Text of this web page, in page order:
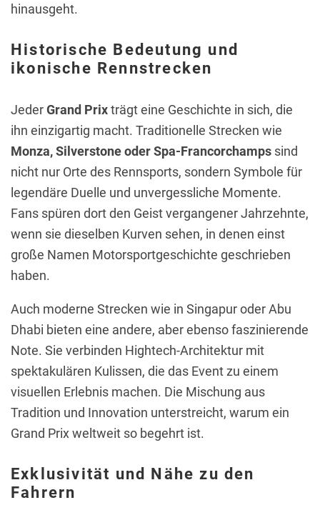
hinausgeht.
Historische Bedeutung und
ikonische Rennstrecken
JederGrand Prixträgt eine Geschichte in sich, die
ihn einzigartig macht. Traditionelle Strecken wie
Monza, Silverstone oder Spa-Francorchamps sind
nicht nur Orte des Rennsports, sondern Symbole für
legendäre Duelle und unvergessliche Momente.
Fans spüren dort den Geist vergangener Jahrzehnte,
wenn sie dieselben Kurven sehen, in denen einst
große Namen Motorsportgeschichte geschrieben
haben.
Auch moderne Strecken wie in Singapur oder Abu
Dhabi bieten eine andere, aber ebenso faszinierende
Note. Sie verbinden Hightech-Architektur mit
spektakulären Kulissen, die das Event zu einem
visuellen Erlebnis machen. Die Mischung aus
Tradition und Innovation unterstreicht, warum ein
Grand Prix weltweit so begehrt ist.
Exklusivität und Nähe zu den
Fahrern